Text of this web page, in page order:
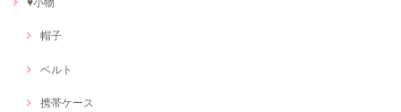
帽子
ベルト
携帯ケース